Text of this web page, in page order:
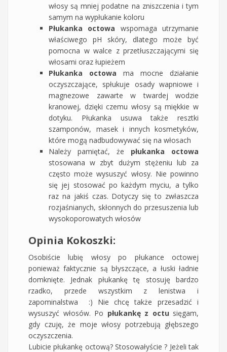
włosy są mniej podatne na zniszczenia i tym
samym na wypłukanie koloru
Płukanka octowa wspomaga utrzymanie
właściwego pH skóry, dlatego może być
pomocna w walce z przetłuszczającymi się
włosami oraz łupieżem
Płukanka octowa ma mocne działanie
oczyszczające, spłukuje osady wapniowe i
magnezowe zawarte w twardej wodzie
kranowej, dzięki czemu włosy są miękkie w
dotyku. Płukanka usuwa także resztki
szamponów, masek i innych kosmetyków,
które mogą nadbudowywać się na włosach
Należy pamiętać, że płukanka octowa
stosowana w zbyt dużym stężeniu lub za
często może wysuszyć włosy. Nie powinno
się jej stosować po każdym myciu, a tylko
raz na jakiś czas. Dotyczy się to zwłaszcza
rozjaśnianych, skłonnych do przesuszenia lub
wysokoporowatych włosów
Opinia Kokoszki:
Osobiście lubię włosy po płukance octowej
ponieważ faktycznie są błyszczące, a łuski ładnie
domknięte. Jednak płukankę tę stosuję bardzo
rzadko, przede wszystkim z lenistwa i
zapominalstwa :) Nie chcę także przesadzić i
wysuszyć włosów. Po płukankę z octusięgam,
gdy czuję, że moje włosy potrzebują głębszego
oczyszczenia.
Lubicie płukankę octową? Stosowałyście ? Jeżeli tak